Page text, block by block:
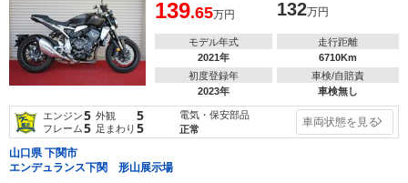
139.65万円 132万円
モデル年式
2021年
走行距離
6710Km
初度登録年
2023年
車検/自賠責
車検無し
エンジン5 外観 5
フレーム5 足まわり 5
電気・保安部品
正常
車両状態を見る
山口県 下関市
エンデュランス下関 形山展示場